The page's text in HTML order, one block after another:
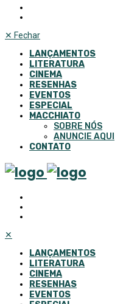
✕ Fechar
LANÇAMENTOS
LITERATURA
CINEMA
RESENHAS
EVENTOS
ESPECIAL
MACCHIATO
SOBRE NÓS
ANUNCIE AQUI
CONTATO
✕
LANÇAMENTOS
LITERATURA
CINEMA
RESENHAS
EVENTOS